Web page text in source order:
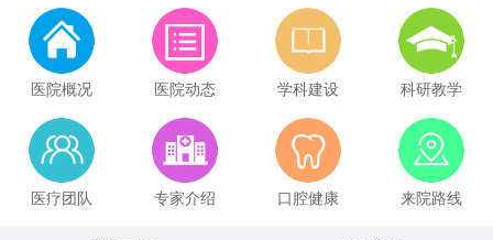
医院概况 医院动态 学科建设 科研教学
医疗团队 专家介绍 口腔健康 来院路线